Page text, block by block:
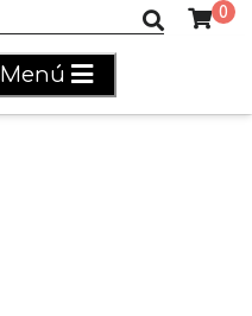
0
Menú